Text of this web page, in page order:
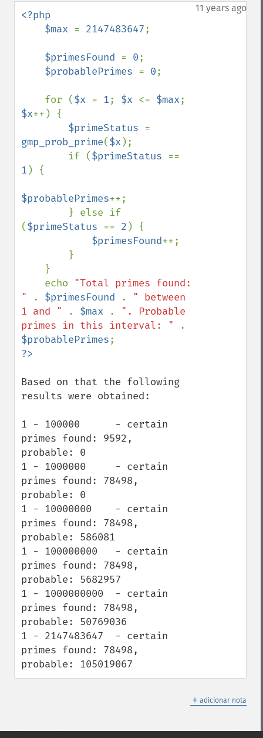
down 11 years ago
<?php
    $max
= 2147483647;
$primesFound = 0;
$probablePrimes = 0;
    for (
$x = 1; $x <= $max
$x++) {
$primeStatus
gmp_prob_prime($x );
        if (
$primeStatus
1 ) {
$probablePrimes++;
($primeStatus == 2 ) {
$primesFound++;
    echo
"Total primes found:
"
. $primesFound . " between
1 and "
. $max . ". Probable
primes in this interval: "
$probablePrimes
Based on that the following
results were obtained:
1 - 100000      - certain
primes found: 9592,
probable: 0
1 - 1000000     - certain
primes found: 78498,
probable: 0
1 - 10000000    - certain
primes found: 78498,
probable: 586081
1 - 100000000   - certain
primes found: 78498,
probable: 5682957
1 - 1000000000  - certain
primes found: 78498,
probable: 50769036
1 - 2147483647  - certain
primes found: 78498,
probable: 105019067
＋ adicionar nota